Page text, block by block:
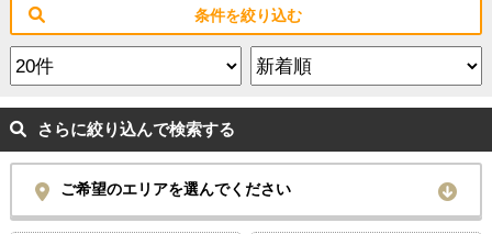
条件を絞り込む
さらに絞り込んで検索する
ご希望のエリアを選んでください